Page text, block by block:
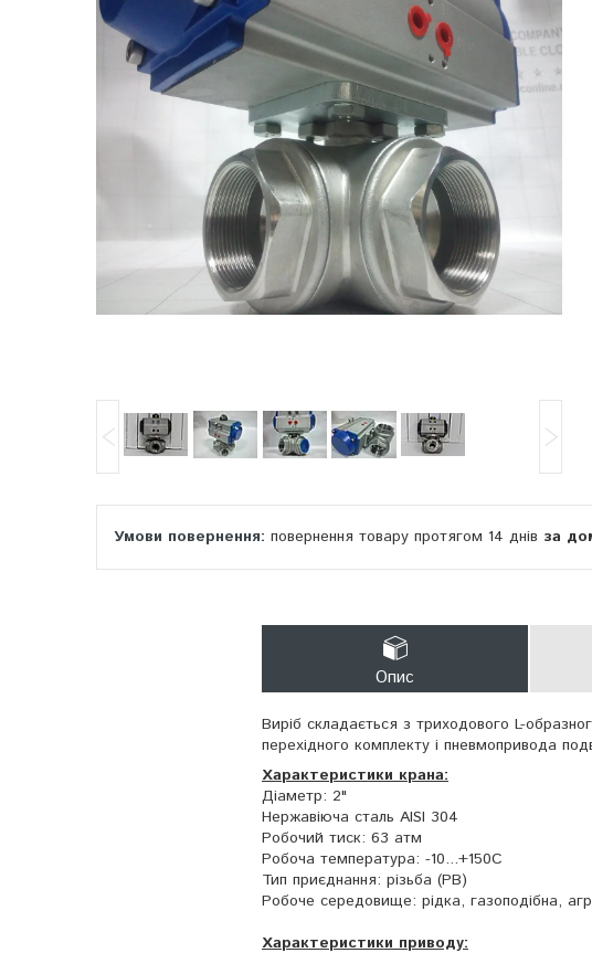
повернення товару протягом 14 днів за
Опис
Виріб складається з триходового L-
перехідного комплекту і пневмопривода
Характеристики крана:
Діаметр: 2"
Нержавіюча сталь AISI 304
Робочий тиск: 63 атм
Робоча температура: -10...+150С
Тип приєднання: різьба (РВ)
Робоче середовище: рідка, газоподібна,
Характеристики приводу: